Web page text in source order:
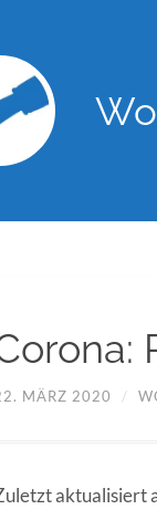
MÄRZ 2020 /
aktualisiert